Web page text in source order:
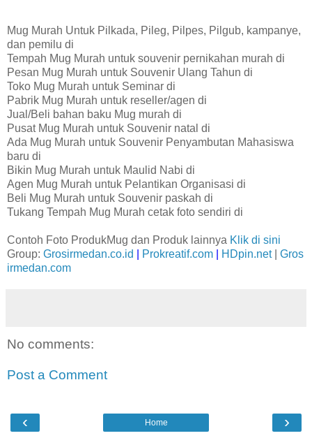
Mug Murah Untuk Pilkada, Pileg, Pilpes, Pilgub, kampanye,
dan pemilu di
Tempah Mug Murah untuk souvenir pernikahan murah di
Pesan Mug Murah untuk Souvenir Ulang Tahun di
Toko Mug Murah untuk Seminar di
Pabrik Mug Murah untuk reseller/agen di
Jual/Beli bahan baku Mug murah di
Pusat Mug Murah untuk Souvenir natal di
Ada Mug Murah untuk Souvenir Penyambutan Mahasiswa
baru di
Bikin Mug Murah untuk Maulid Nabi di
Agen Mug Murah untuk Pelantikan Organisasi di
Beli Mug Murah untuk Souvenir paskah di
Tukang Tempah Mug Murah cetak foto sendiri di
Contoh Foto ProdukMug dan Produk lainnya Klik di sini
Group: Grosirmedan.co.id Prokreatif.com HDpin.net| Gros
irmedan.com
No comments:
Post a Comment
‹ ›
Home